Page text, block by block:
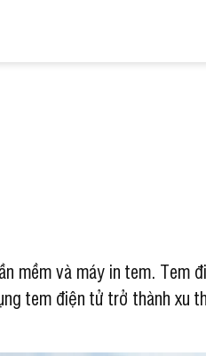
mềm và máy in tem. Tem
tem điện tử trở thành xu